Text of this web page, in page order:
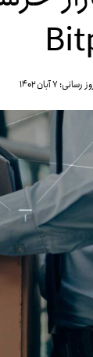
رسانی:۷ آبان ۱۴۰۲